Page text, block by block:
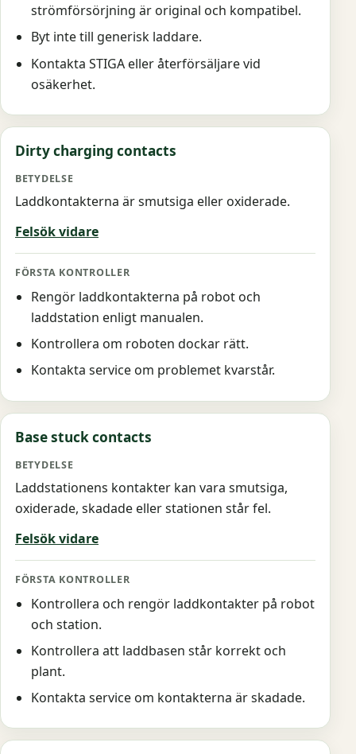
strömförsörjning är original och kompatibel.
Byt inte till generisk laddare.
Kontakta STIGA eller återförsäljare vid
osäkerhet.
Dirty charging contacts
Laddkontakterna är smutsiga eller oxiderade.
Felsök vidare
Rengör laddkontakterna på robot och
laddstation enligt manualen.
Kontrollera om roboten dockar rätt.
Kontakta service om problemet kvarstår.
Base stuck contacts
Laddstationens kontakter kan vara smutsiga,
oxiderade, skadade eller stationen står fel.
Felsök vidare
Kontrollera och rengör laddkontakter på robot
och station.
Kontrollera att laddbasen står korrekt och
plant.
Kontakta service om kontakterna är skadade.